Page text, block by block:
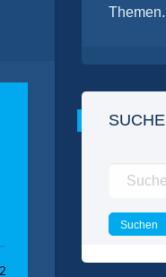
Themen.
SUCHE
Suchen